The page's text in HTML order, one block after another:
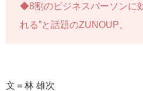
◆8割のビジネスパーソンに
れる”と話題のZUNOUP。
文＝林 雄次